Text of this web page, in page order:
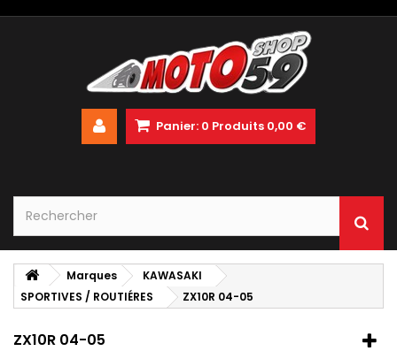
Panier: 0 Produits 0,00 €
Marques
KAWASAKI
SPORTIVES / ROUTIÉRES
ZX10R 04-05
ZX10R 04-05